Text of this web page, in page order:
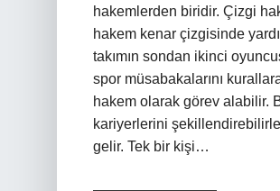
hakemlerden biridir. Çizgi
hakem kenar çizgisinde
takımın sondan ikinci
spor müsabakalarını
hakem olarak görev alabilir.
kariyerlerini
gelir. Tek bir kişi…